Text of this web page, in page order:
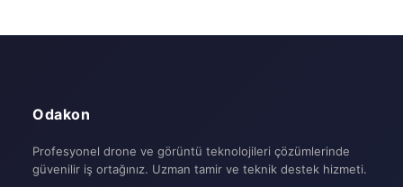
Odakon
Profesyonel drone ve görüntü teknolojileri çözümlerinde
güvenilir iş ortağınız. Uzman tamir ve teknik destek hizmeti.